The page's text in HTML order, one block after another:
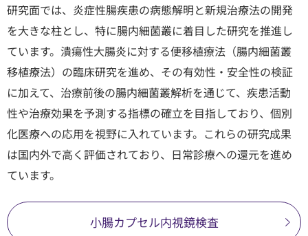
研究面では、炎症性腸疾患の病態解明と新規治療法の開発
を大きな柱とし、特に腸内細菌叢に着目した研究を推進し
ています。潰瘍性大腸炎に対する便移植療法（腸内細菌叢
移植療法）の臨床研究を進め、その有効性・安全性の検証
に加えて、治療前後の腸内細菌叢解析を通じて、疾患活動
性や治療効果を予測する指標の確立を目指しており、個別
化医療への応用を視野に入れています。これらの研究成果
は国内外で高く評価されており、日常診療への還元を進め
ています。
小腸カプセル内視鏡検査